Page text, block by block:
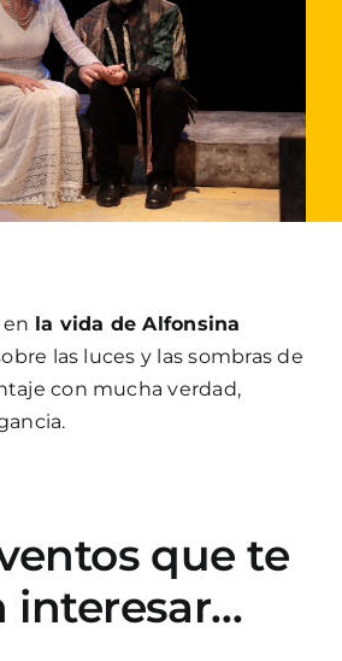
la vida de Alfonsina
las luces y las sombras de
con mucha verdad,
que te
interesar…